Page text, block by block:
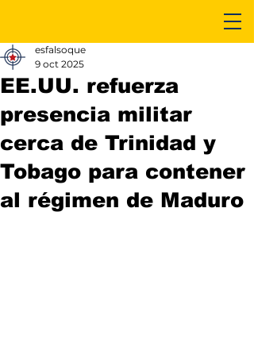
EE.UU. refuerza
presencia militar
cerca de Trinidad y
Tobago para contener
al régimen de Maduro
esfalsoque
9 oct 2025